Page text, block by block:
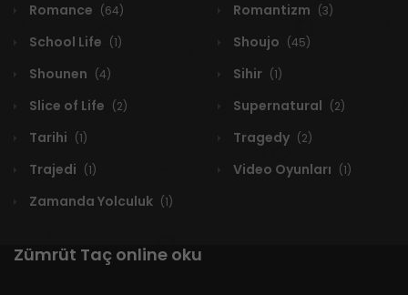
Romance (64) Romantizm (3)
School Life (1) Shoujo (45)
Shounen (4) Sihir (1)
Slice of Life (2) Supernatural (2)
Tarihi (1) Tragedy (2)
Trajedi (1) Video Oyunları (1)
Zamanda Yolculuk (1)
Zümrüt Taç online oku